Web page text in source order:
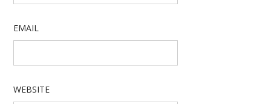
EMAIL
WEBSITE